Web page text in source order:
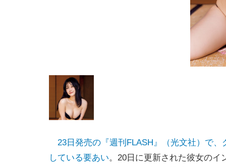
23日発売の『週刊FLASH』（光文社）で、
している要あい。20日に更新された彼女のイ